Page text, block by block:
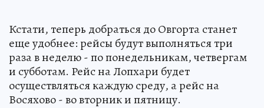
Кстати, теперь добраться до Овгорта станет
еще удобнее: рейсы будут выполняться три
раза в неделю - по понедельникам, четвергам
и субботам. Рейс на Лопхари будет
осуществляться каждую среду, а рейс на
Восяхово - во вторник и пятницу.